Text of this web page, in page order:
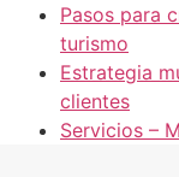
Pasos para
turismo
Estrategia
clientes
Servicios –